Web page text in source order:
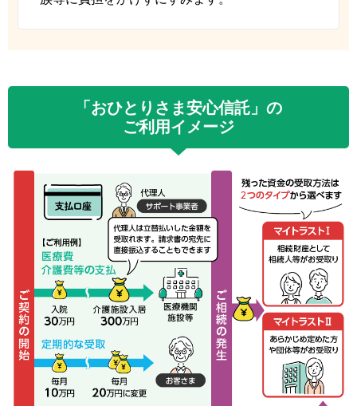
「おひとりさま安心信託」の
ご利用イメージ